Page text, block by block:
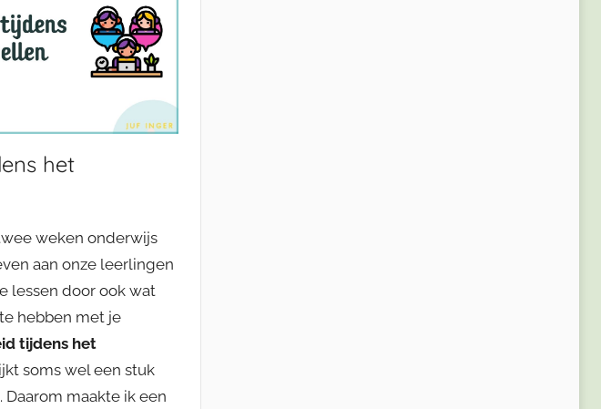
het
weken onderwijs
aan onze leerlingen
lessen door ook wat
hebben met je
tijdens het
soms wel een stuk
Daarom maakte ik een